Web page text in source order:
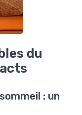
du
: un